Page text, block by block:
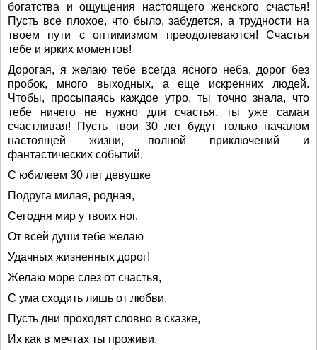
богатства и ощущения настоящего женского счастья!
Пусть все плохое, что было, забудется, а трудности на
твоем пути с оптимизмом преодолеваются! Счастья
тебе и ярких моментов!
Дорогая, я желаю тебе всегда ясного неба, дорог без
пробок, много выходных, а еще искренних людей.
Чтобы, просыпаясь каждое утро, ты точно знала, что
тебе ничего не нужно для счастья, ты уже самая
счастливая! Пусть твои 30 лет будут только началом
настоящей жизни, полной приключений и
фантастических событий.
С юбилеем 30 лет девушке
Подруга милая, родная,
Сегодня мир у твоих ног.
От всей души тебе желаю
Удачных жизненных дорог!
Желаю море слез от счастья,
С ума сходить лишь от любви.
Пусть дни проходят словно в сказке,
Их как в мечтах ты проживи.